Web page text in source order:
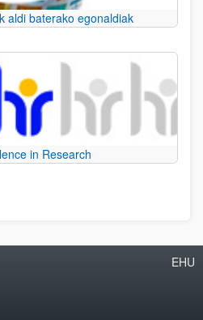
aldi baterako egonaldiak
in Research
EHU